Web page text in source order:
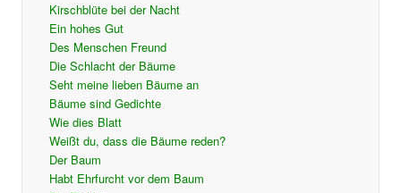
Kirschblüte bei der Nacht
Ein hohes Gut
Des Menschen Freund
Die Schlacht der Bäume
Seht meine lieben Bäume an
Bäume sind Gedichte
Wie dies Blatt
Weißt du, dass die Bäume reden?
Der Baum
Habt Ehrfurcht vor dem Baum